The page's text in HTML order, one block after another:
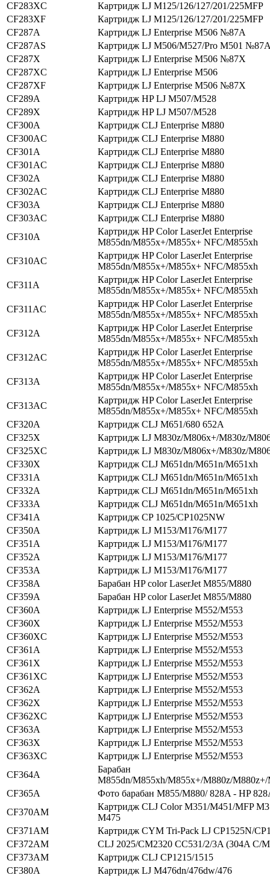
CF283XC
Картридж LJ M125/126/127/201/225MFP
CF283XF
Картридж LJ M125/126/127/201/225MFP
CF287A
Картридж LJ Enterprise M506 №87A
CF287AS
Картридж LJ M506/M527/Pro M501
CF287X
Картридж LJ Enterprise M506 №87X
CF287XC
Картридж LJ Enterprise M506
CF287XF
Картридж LJ Enterprise M506 №87X
CF289A
Картридж HP LJ M507/M528
CF289X
Картридж HP LJ M507/M528
CF300A
Картридж CLJ Enterprise M880
CF300AC
Картридж CLJ Enterprise M880
CF301A
Картридж CLJ Enterprise M880
CF301AC
Картридж CLJ Enterprise M880
CF302A
Картридж CLJ Enterprise M880
CF302AC
Картридж CLJ Enterprise M880
CF303A
Картридж CLJ Enterprise M880
CF303AC
Картридж CLJ Enterprise M880
CF310A
Картридж HP Color LaserJet Enterprise
M855dn/M855x+/M855x+ NFC/M855xh
CF310AC
Картридж HP Color LaserJet Enterprise
M855dn/M855x+/M855x+ NFC/M855xh
CF311A
Картридж HP Color LaserJet Enterprise
M855dn/M855x+/M855x+ NFC/M855xh
CF311AC
Картридж HP Color LaserJet Enterprise
M855dn/M855x+/M855x+ NFC/M855xh
CF312A
Картридж HP Color LaserJet Enterprise
M855dn/M855x+/M855x+ NFC/M855xh
CF312AC
Картридж HP Color LaserJet Enterprise
M855dn/M855x+/M855x+ NFC/M855xh
CF313A
Картридж HP Color LaserJet Enterprise
M855dn/M855x+/M855x+ NFC/M855xh
CF313AC
Картридж HP Color LaserJet Enterprise
M855dn/M855x+/M855x+ NFC/M855xh
CF320A
Картридж CLJ M651/680 652A
CF325X
Картридж LJ M830z/M806x+/M830z/
CF325XC
Картридж LJ M830z/M806x+/M830z/
CF330X
Картридж CLJ M651dn/M651n/M651xh
CF331A
Картридж CLJ M651dn/M651n/M651xh
CF332A
Картридж CLJ M651dn/M651n/M651xh
CF333A
Картридж CLJ M651dn/M651n/M651xh
CF341A
Картридж CP 1025/CP1025NW
CF350A
Картридж LJ M153/M176/M177
CF351A
Картридж LJ M153/M176/M177
CF352A
Картридж LJ M153/M176/M177
CF353A
Картридж LJ M153/M176/M177
CF358A
Барабан HP color LaserJet M855/M880
CF359A
Барабан HP color LaserJet M855/M880
CF360A
Картридж LJ Enterprise M552/M553
CF360X
Картридж LJ Enterprise M552/M553
CF360XC
Картридж LJ Enterprise M552/M553
CF361A
Картридж LJ Enterprise M552/M553
CF361X
Картридж LJ Enterprise M552/M553
CF361XC
Картридж LJ Enterprise M552/M553
CF362A
Картридж LJ Enterprise M552/M553
CF362X
Картридж LJ Enterprise M552/M553
CF362XC
Картридж LJ Enterprise M552/M553
CF363A
Картридж LJ Enterprise M552/M553
CF363X
Картридж LJ Enterprise M552/M553
CF363XC
Картридж LJ Enterprise M552/M553
CF364A
Барабан
M855dn/M855xh/M855x+/M880z/
CF365A
Фото барабан M855/M880/ 828A - HP
CF370AM
Картридж CLJ Color M351/M451/MFP
M475
CF371AM
Картридж CYM Tri-Pack LJ CP1525N/
CF372AM
CLJ 2025/CM2320 CC531/2/3A (304A C/
CF373AM
Картридж CLJ CP1215/1515
CF380A
Картридж LJ M476dn/476dw/476